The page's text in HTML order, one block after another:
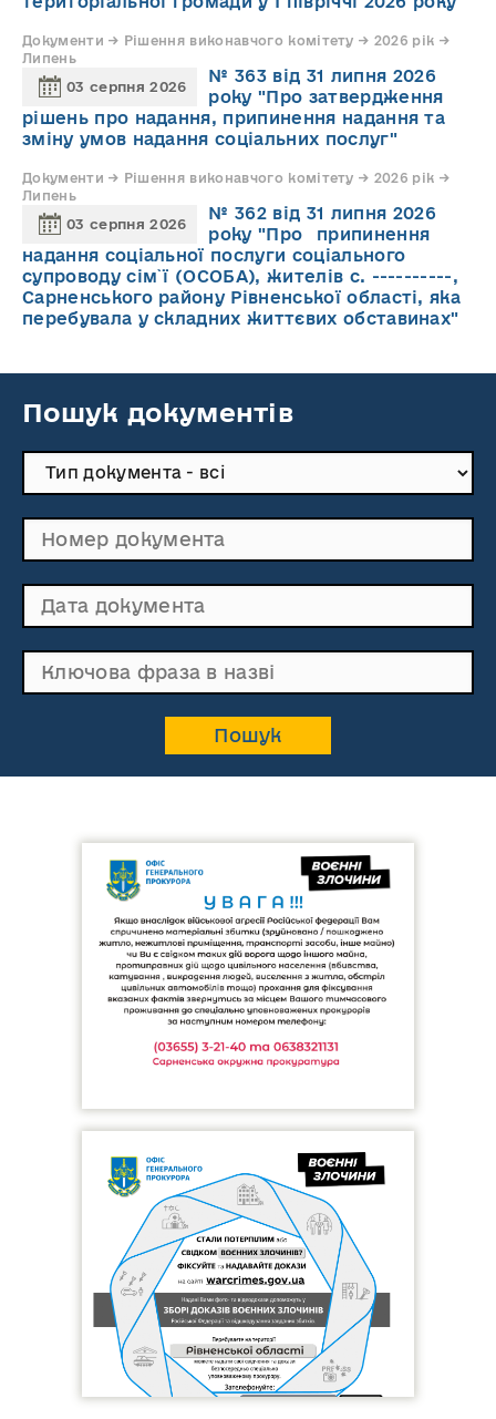
Документи → Рішення виконавчого комітету → 2026 рік →
Липень
03 серпня 2026
№ 363 від 31 липня 2026
року "Про затвердження
рішень про надання, припинення надання та
зміну умов надання соціальних послуг"
Документи → Рішення виконавчого комітету → 2026 рік →
Липень
03 серпня 2026
№ 362 від 31 липня 2026
року "Про припинення
надання соціальної послуги соціального
супроводу cім`ї (ОСОБА), жителів с. ----------,
Сарненського району Рівненської області, яка
перебувала у складних життєвих обставинах"
Пошук документів